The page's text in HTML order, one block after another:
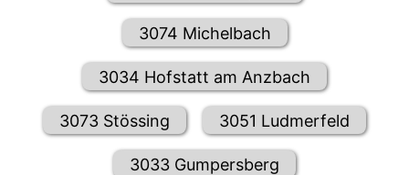
3074 Michelbach
3034 Hofstatt am Anzbach
3073 Stössing 3051 Ludmerfeld
3033 Gumpersberg